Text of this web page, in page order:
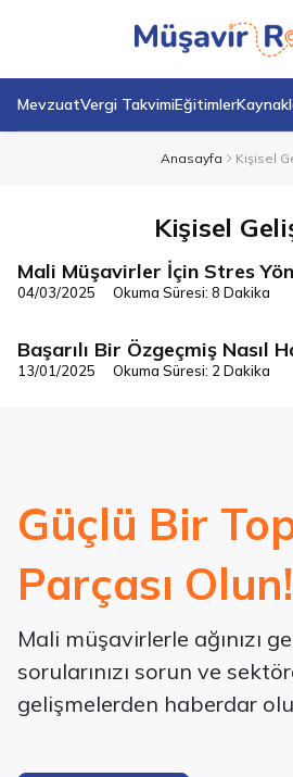
MevzuatVergi TakvimiEğitimler
Anasayfa Kişisel
Kişisel
Kişisel Gelişim
Mali Müşavirler İçin Stres
04/03/2025 Okuma Süresi: 8 Dakika
Kişisel Gelişim
Başarılı Bir Özgeçmiş Nasıl
13/01/2025 Okuma Süresi: 2 Dakika
Güçlü Bir
Parçası Olun!
Mali müşavirlerle ağınızı
sorularınızı sorun ve
gelişmelerden haberdar